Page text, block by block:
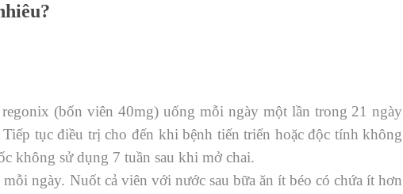
(bốn viên 40mg) uống mỗi ngày một lần trong 21 ngày
tục điều trị cho đến khi bệnh tiến triển hoặc độc tính không
không sử dụng 7 tuần sau khi mở chai.
ngày. Nuốt cả viên với nước sau bữa ăn ít béo có chứa ít hơn